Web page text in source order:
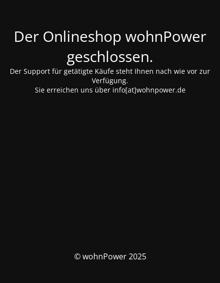
Der Onlineshop wohnPower
geschlossen.
Der Support für getätigte Käufe steht Ihnen nach wie vor zur
Verfügung.
Sie erreichen uns über info[at]wohnpower.de
© wohnPower 2025